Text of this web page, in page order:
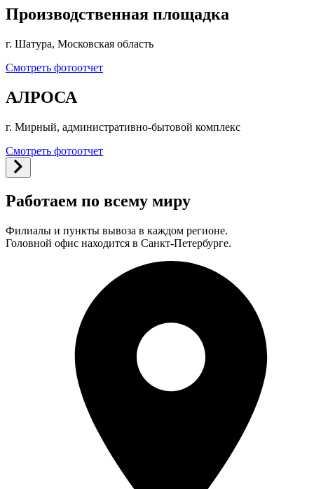
Производственная площадка
г. Шатура, Московская область
Смотреть фотоотчет
АЛРОСА
г. Мирный, административно-бытовой комплекс
Смотреть фотоотчет
Работаем по всему миру
Филиалы и пункты вывоза в каждом регионе.
Головной офис находится в Санкт-Петербурге.